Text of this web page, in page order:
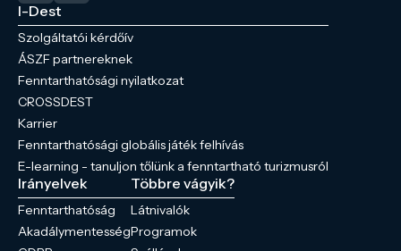
I-Dest
Szolgáltatói kérdőív
ÁSZF partnereknek
Fenntarthatósági nyilatkozat
CROSSDEST
Karrier
Fenntarthatósági globális játék felhívás
E-learning - tanuljon tőlünk a fenntartható turizmusról
Irányelvek
Fenntarthatóság
Akadálymentesség
Többre vágyik?
Látnivalók
Programok